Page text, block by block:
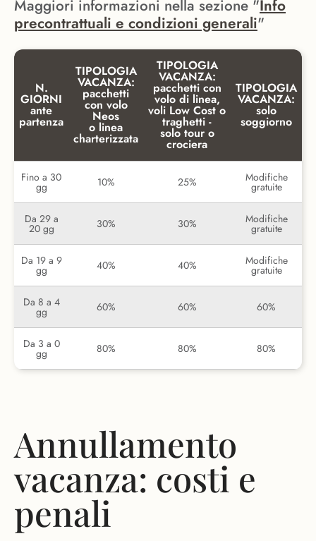
Maggiori informazioni nella sezione "Info
precontrattuali e condizioni generali"
N.
GIORNI
ante
partenza
TIPOLOGIA
VACANZA:
pacchetti
con volo
Neos
o linea
charterizzata
TIPOLOGIA
VACANZA:
pacchetti con
volo di linea,
voli Low Cost o
traghetti -
solo tour o
crociera
TIPOLOGIA
VACANZA:
solo
soggiorno
Fino a 30
gg 10% 25% Modifiche
gratuite
Da 29 a
20 gg 30% 30% Modifiche
gratuite
Da 19 a 9
gg 40% 40% Modifiche
gratuite
Da 8 a 4
gg 60% 60% 60%
Da 3 a 0
gg 80% 80% 80%
Annullamento
vacanza: costi e
penali